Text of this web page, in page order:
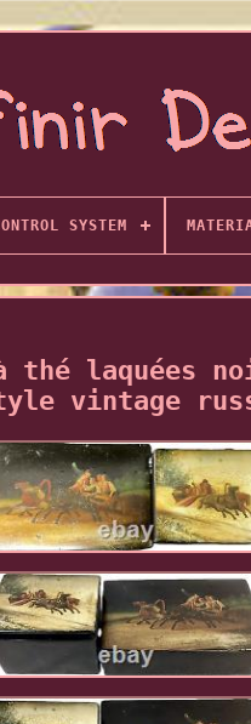
SYSTEM
thé laquées
vintage